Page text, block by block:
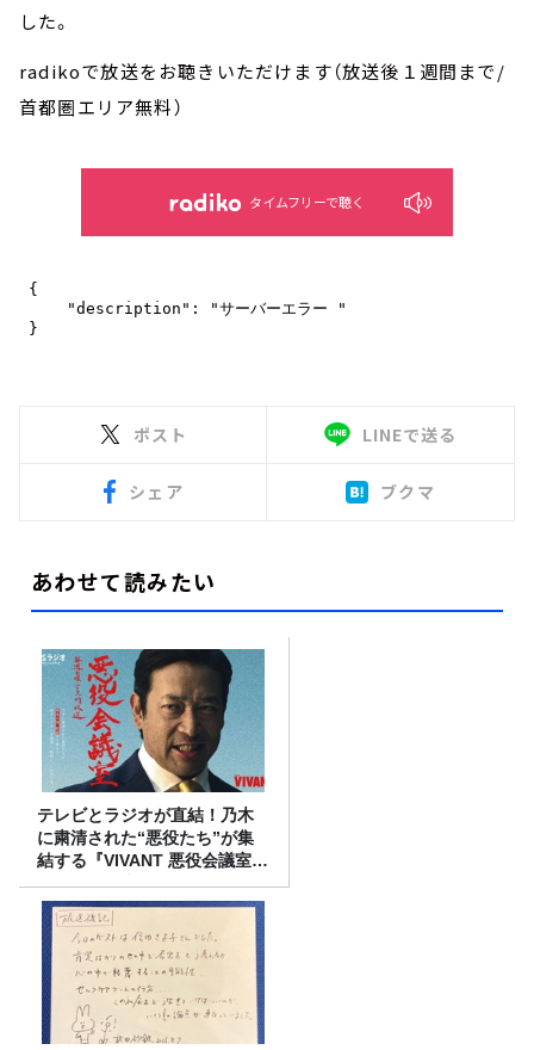
した。
radikoで放送をお聴きいただけます（放送後１週間まで/
首都圏エリア無料）
タイムフリーで聴く
ポスト LINEで送る
シェア ブクマ
あわせて読みたい
テレビとラジオが直結！乃木
に粛清された“悪役たち”が集
結する『VIVANT 悪役会議室』
7/26(日)23時スタート！